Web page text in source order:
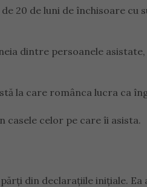
20 de luni de închisoare cu
dintre persoanele
la care românca lucra ca
casele celor pe care îi asista.
din declarațiile inițiale. Ea